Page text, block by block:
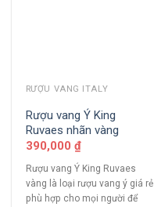
RƯỢU VANG ITALY
Rượu vang Ý King
Ruvaes nhãn vàng
390,000 ₫
Rượu vang Ý King Ruvaes
vàng là loại rượu vang ý giá rẻ
phù hợp cho mọi người để